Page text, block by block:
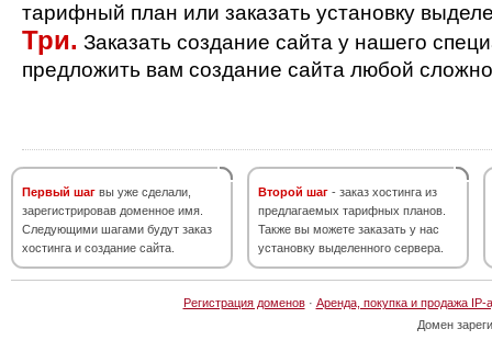
тарифный план или заказать установку
Три. Заказать создание сайта у нашего
предложить вам создание сайта любой
Первый шаг вы уже сделали,
зарегистрировав доменное имя.
Следующими шагами будут заказ
хостинга и создание сайта.
Второй шаг - заказ хостинга из
предлагаемых тарифных планов.
Также вы можете заказать у нас
установку выделенного сервера.
Регистрация доменов· Аренда, покупка и продажа IP-
Домен